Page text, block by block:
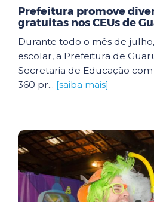
Prefeitura promove
gratuitas nos CEUs de
Durante todo o mês de
escolar, a Prefeitura de
Secretaria de Educação
360 pr... [saiba mais]